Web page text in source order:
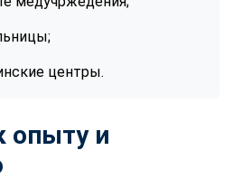
центры.
опыту и